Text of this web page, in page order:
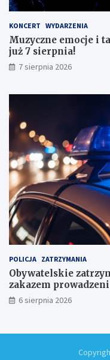
ł
m
i
w
y
k
a
m
KONCERT WYDARZENIA
Muzyczne emocje i
już 7 sierpnia!
7 sierpnia 2026
POLICJA ZATRZYMANIA
Obywatelskie
zakazem
6 sierpnia 2026